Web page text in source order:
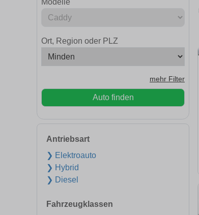
Modelle
Ort, Region oder PLZ
mehr Filter
Auto finden
Antriebsart
❯ Elektroauto
❯ Hybrid
❯ Diesel
Fahrzeugklassen